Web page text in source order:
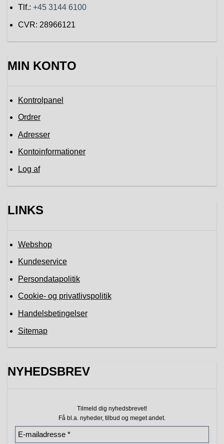
Tlf.: +45 3144 6100
CVR: 28966121
MIN KONTO
Kontrolpanel
Ordrer
Adresser
Kontoinformationer
Log af
LINKS
Webshop
Kundeservice
Persondatapolitik
Cookie- og privatlivspolitik
Handelsbetingelser
Sitemap
NYHEDSBREV
Tilmeld dig nyhedsbrevet!
Få bl.a. nyheder, tilbud og meget andet.